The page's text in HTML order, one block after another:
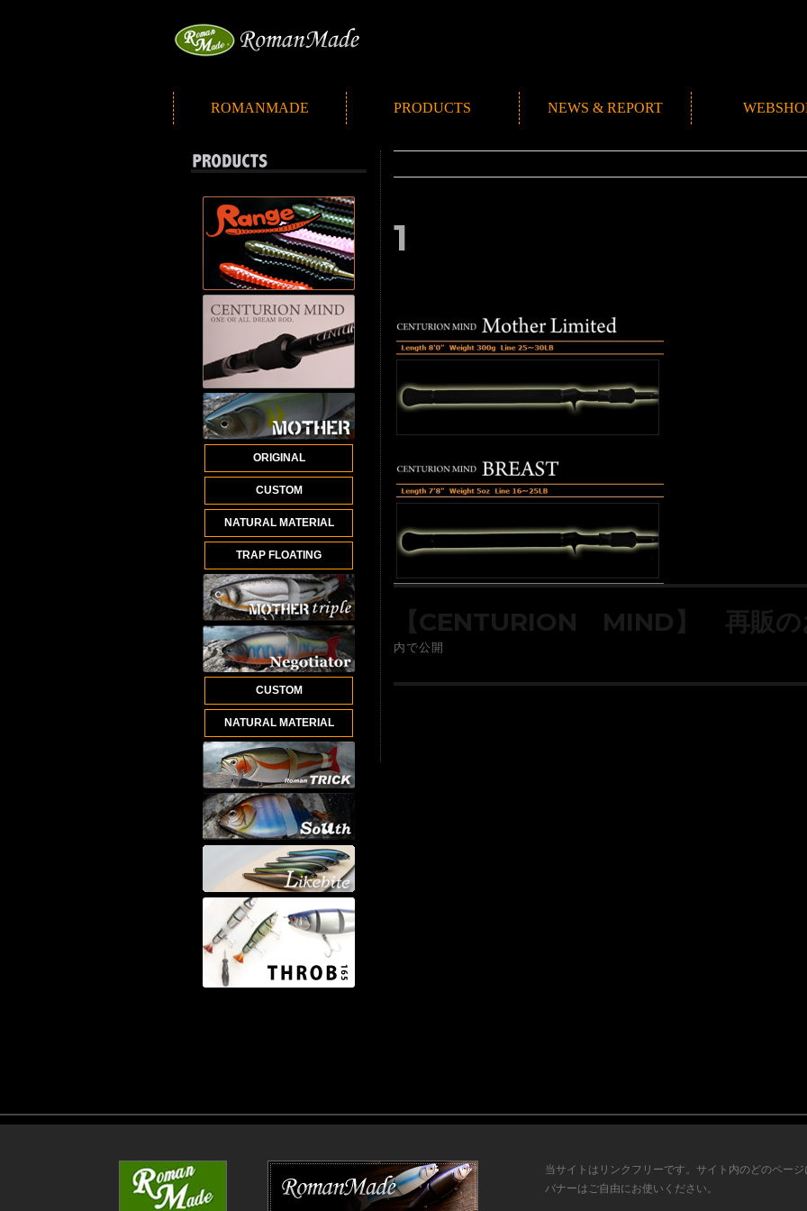
ROMANMADE PRODUCTS NEWS & REPORT
1
【CENTURION MIND】 再販の
内で公開
ORIGINAL
CUSTOM
NATURAL MATERIAL
TRAP FLOATING
CUSTOM
NATURAL MATERIAL
当サイトはリンクフリーです。サイト内のどのペー
バナーはご自由にお使いください。